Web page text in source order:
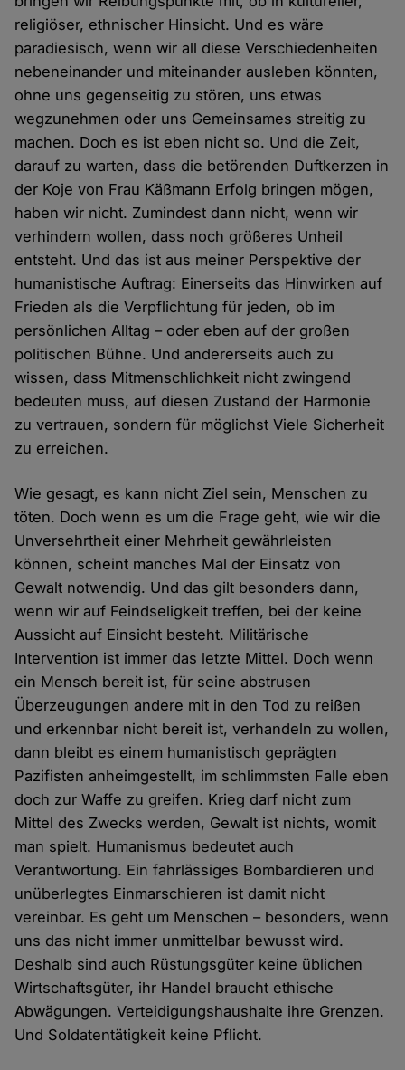
religiöser, ethnischer Hinsicht. Und es wäre
paradiesisch, wenn wir all diese Verschiedenheiten
nebeneinander und miteinander ausleben könnten,
ohne uns gegenseitig zu stören, uns etwas
wegzunehmen oder uns Gemeinsames streitig zu
machen. Doch es ist eben nicht so. Und die Zeit,
darauf zu warten, dass die betörenden Duftkerzen in
der Koje von Frau Käßmann Erfolg bringen mögen,
haben wir nicht. Zumindest dann nicht, wenn wir
verhindern wollen, dass noch größeres Unheil
entsteht. Und das ist aus meiner Perspektive der
humanistische Auftrag: Einerseits das Hinwirken auf
Frieden als die Verpflichtung für jeden, ob im
persönlichen Alltag – oder eben auf der großen
politischen Bühne. Und andererseits auch zu
wissen, dass Mitmenschlichkeit nicht zwingend
bedeuten muss, auf diesen Zustand der Harmonie
zu vertrauen, sondern für möglichst Viele Sicherheit
zu erreichen.
Wie gesagt, es kann nicht Ziel sein, Menschen zu
töten. Doch wenn es um die Frage geht, wie wir die
Unversehrtheit einer Mehrheit gewährleisten
können, scheint manches Mal der Einsatz von
Gewalt notwendig. Und das gilt besonders dann,
wenn wir auf Feindseligkeit treffen, bei der keine
Aussicht auf Einsicht besteht. Militärische
Intervention ist immer das letzte Mittel. Doch wenn
ein Mensch bereit ist, für seine abstrusen
Überzeugungen andere mit in den Tod zu reißen
und erkennbar nicht bereit ist, verhandeln zu wollen,
dann bleibt es einem humanistisch geprägten
Pazifisten anheimgestellt, im schlimmsten Falle eben
doch zur Waffe zu greifen. Krieg darf nicht zum
Mittel des Zwecks werden, Gewalt ist nichts, womit
man spielt. Humanismus bedeutet auch
Verantwortung. Ein fahrlässiges Bombardieren und
unüberlegtes Einmarschieren ist damit nicht
vereinbar. Es geht um Menschen – besonders, wenn
uns das nicht immer unmittelbar bewusst wird.
Deshalb sind auch Rüstungsgüter keine üblichen
Wirtschaftsgüter, ihr Handel braucht ethische
Abwägungen. Verteidigungshaushalte ihre Grenzen.
Und Soldatentätigkeit keine Pflicht.